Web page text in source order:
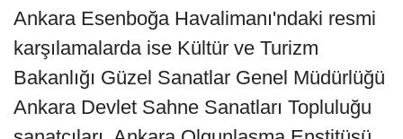
Ankara Esenboğa Havalimanı'ndaki resmi
karşılamalarda ise Kültür ve Turizm
Bakanlığı Güzel Sanatlar Genel Müdürlüğü
Ankara Devlet Sahne Sanatları Topluluğu